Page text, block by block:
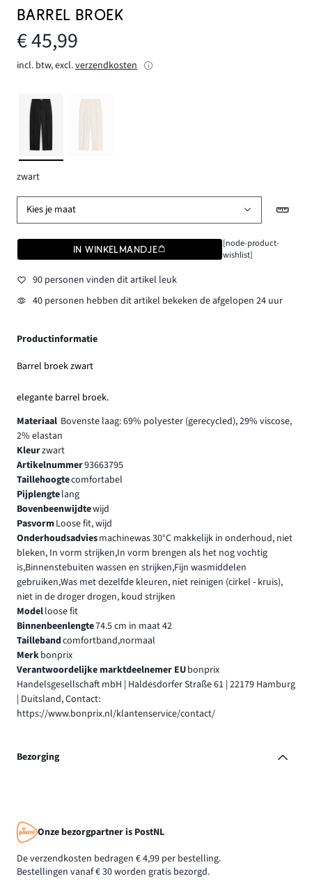
BARREL BROEK
€ 45,99
incl. btw, excl.verzendkosten
zwart
Kies je maat
IN WINKELMANDJE
[node-product-
wishlist]
90 personen vinden dit artikel leuk
40 personen hebben dit artikel bekeken de afgelopen 24 uur
Productinformatie
Barrel broek zwart
elegante barrel broek.
Materiaal Bovenste laag: 69% polyester (gerecycled), 29% viscose,
2% elastan
Kleurzwart
Artikelnummer93663795
Taillehoogtecomfortabel
Pijplengtelang
Bovenbeenwijdtewijd
PasvormLoose fit, wijd
Onderhoudsadviesmachinewas 30°C makkelijk in onderhoud, niet
bleken, In vorm strijken,In vorm brengen als het nog vochtig
is,Binnenstebuiten wassen en strijken,Fijn wasmiddelen
gebruiken,Was met dezelfde kleuren, niet reinigen (cirkel - kruis),
niet in de droger drogen, koud strijken
Modelloose fit
Binnenbeenlengte74.5 cm in maat 42
Taillebandcomfortband,normaal
Merkbonprix
Verantwoordelijke marktdeelnemer EUbonprix
Handelsgesellschaft mbH | Haldesdorfer Straße 61 | 22179 Hamburg
| Duitsland, Contact:
https://www.bonprix.nl/klantenservice/contact/
Bezorging
Onze bezorgpartner is PostNL
De verzendkosten bedragen € 4,99 per bestelling.
Bestellingen vanaf € 30 worden gratis bezorgd.